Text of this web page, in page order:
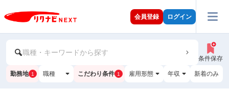
会員登録 ログイン
職種・キーワードから探す
条件保存
勤務地 1 職種 こだわり条件 1 雇用形態 年収 新着のみ